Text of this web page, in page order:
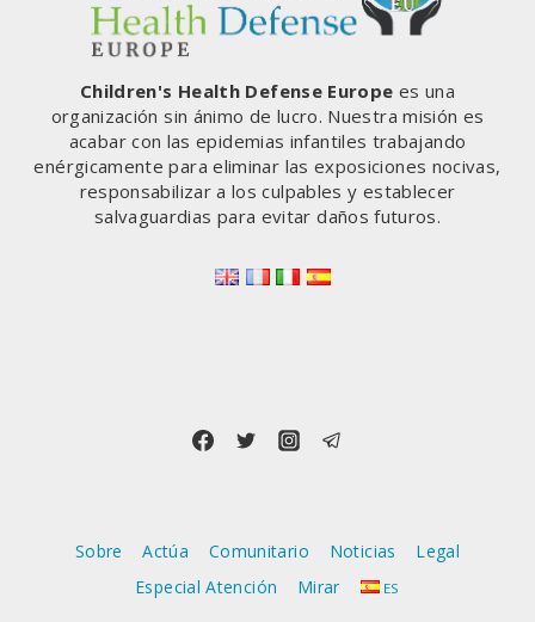
Children's Health Defense Europe es una
organización sin ánimo de lucro. Nuestra misión es
acabar con las epidemias infantiles trabajando
enérgicamente para eliminar las exposiciones nocivas,
responsabilizar a los culpables y establecer
salvaguardias para evitar daños futuros.
Sobre Actúa Comunitario Noticias
Legal
Especial Atención
Mirar ES